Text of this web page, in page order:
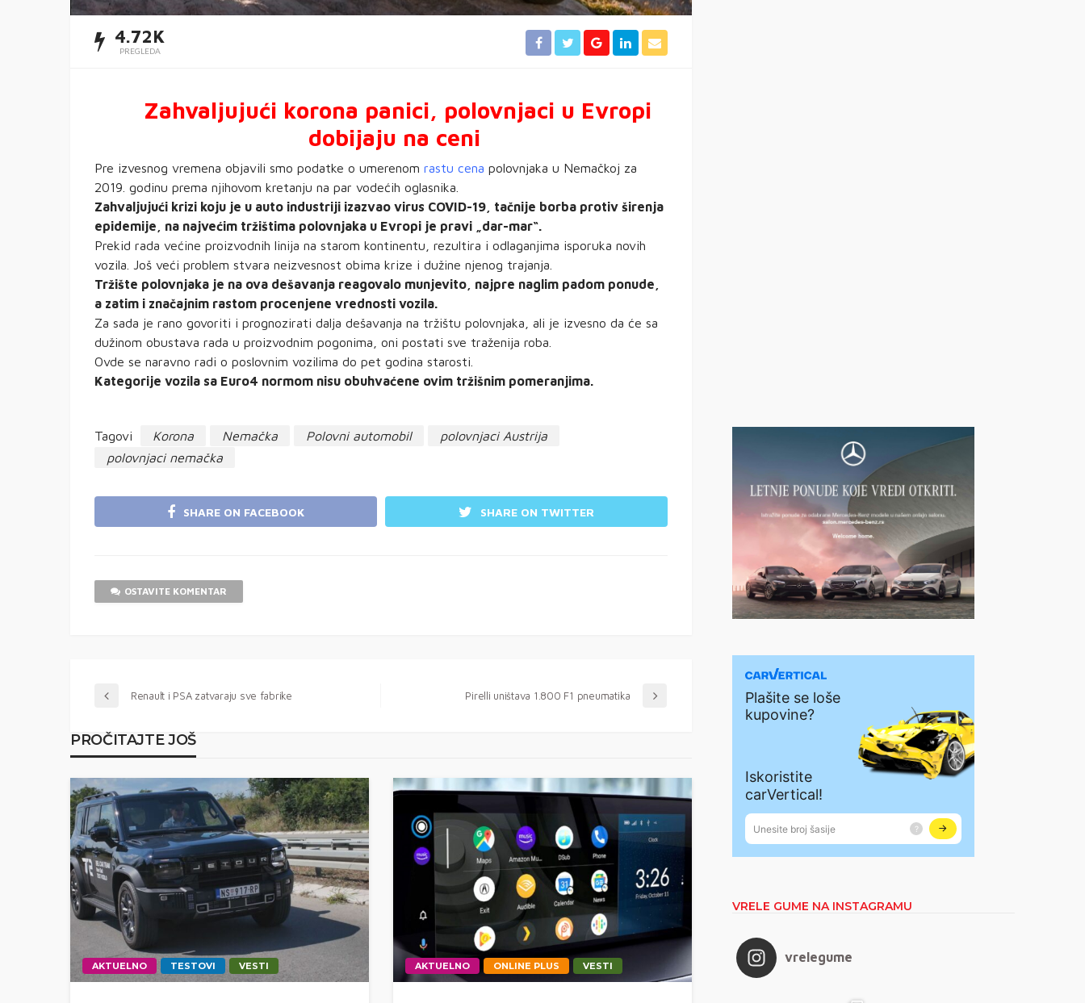
4.72K
PREGLEDA
Zahvaljujući korona panici, polovnjaci u Evropi
dobijaju na ceni
Pre izvesnog vremena objavili smo podatke o umerenom rastu cena polovnjaka u Nemačkoj za
2019. godinu prema njihovom kretanju na par vodećih oglasnika.
Zahvaljujući krizi koju je u auto industriji izazvao virus COVID-19, tačnije borba protiv širenja
epidemije, na najvećim tržištima polovnjaka u Evropi je pravi „dar-mar“.
Prekid rada većine proizvodnih linija na starom kontinentu, rezultira i odlaganjima isporuka novih
vozila. Još veći problem stvara neizvesnost obima krize i dužine njenog trajanja.
Tržište polovnjaka je na ova dešavanja reagovalo munjevito, najpre naglim padom ponude,
a zatim i značajnim rastom procenjene vrednosti vozila.
Za sada je rano govoriti i prognozirati dalja dešavanja na tržištu polovnjaka, ali je izvesno da će sa
dužinom obustava rada u proizvodnim pogonima, oni postati sve traženija roba.
Ovde se naravno radi o poslovnim vozilima do pet godina starosti.
Kategorije vozila sa Euro4 normom nisu obuhvaćene ovim tržišnim pomeranjima.
Tagovi Korona Nemačka Polovni automobil
polovnjaci Austrija
polovnjaci nemačka
SHARE ON FACEBOOK SHARE ON TWITTER
OSTAVITE KOMENTAR
Renault i PSA zatvaraju sve fabrike Pirelli uništava 1.800 F1 pneumatika
PROČITAJTE JOŠ
AKTUELNO TESTOVI VESTI AKTUELNO ONLINE PLUS VESTI
VRELE GUME NA INSTAGRAMU
vrelegume